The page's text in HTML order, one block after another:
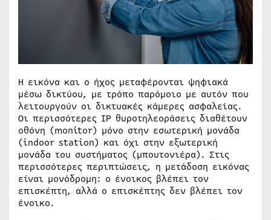
Η εικόνα και ο ήχος μεταφέρονται ψηφιακά
μέσω δικτύου, με τρόπο παρόμοιο με αυτόν που
λειτουργούν οι δικτυακές κάμερες ασφαλείας.
Οι περισσότερες IP θυροτηλεοράσεις διαθέτουν
οθόνη (monitor) μόνο στην εσωτερική μονάδα
(indoor station) και όχι στην εξωτερική
μονάδα του συστήματος (μπουτονιέρα). Στις
περισσότερες περιπτώσεις, η μετάδοση εικόνας
είναι μονόδρομη: ο ένοικος βλέπει τον
επισκέπτη, αλλά ο επισκέπτης δεν βλέπει τον
ένοικο.